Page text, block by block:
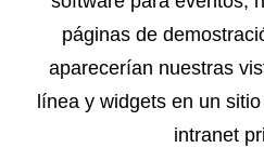
páginas de
aparecerían nuestras
línea y widgets en un
intranet